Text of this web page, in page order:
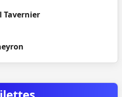
Tavernier